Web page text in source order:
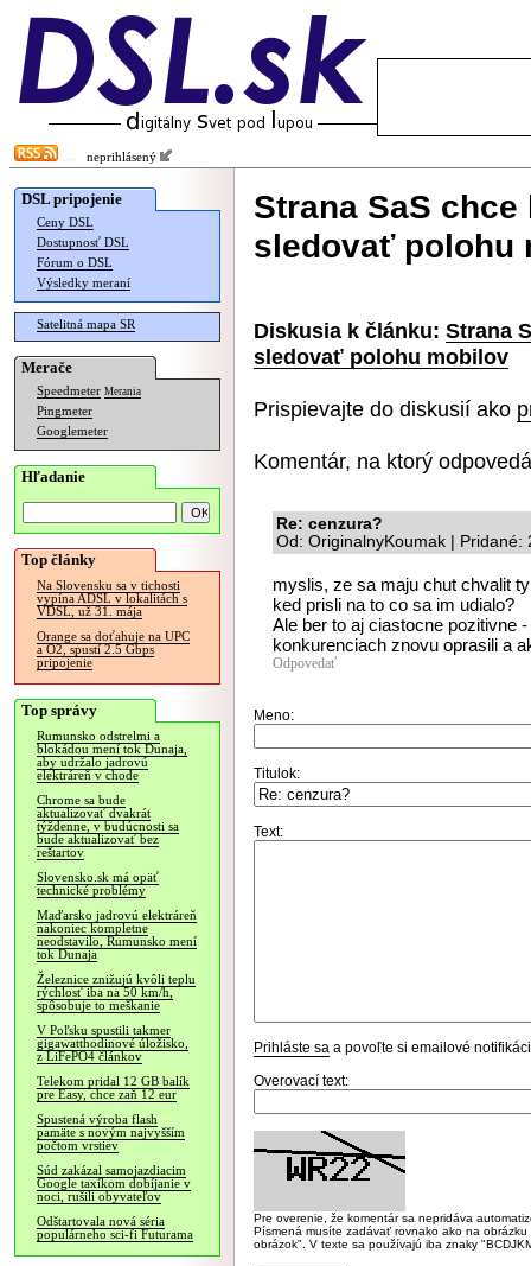
neprihlásený
DSL pripojenie
Ceny DSL
Dostupnosť DSL
Fórum o DSL
Výsledky meraní
Satelitná mapa SR
Merače
Speedmeter Merania
Pingmeter
Googlemeter
Hľadanie
Top články
Na Slovensku sa v tichosti
vypína ADSL v lokalitách s
VDSL, už 31. mája
Orange sa doťahuje na UPC
a O2, spustí 2.5 Gbps
pripojenie
Top správy
Rumunsko odstrelmi a
blokádou mení tok Dunaja,
aby udržalo jadrovú
elektráreň v chode
Chrome sa bude
aktualizovať dvakrát
týždenne, v budúcnosti sa
bude aktualizovať bez
reštartov
Slovensko.sk má opäť
technické problémy
Maďarsko jadrovú elektráreň
nakoniec kompletne
neodstavilo, Rumunsko mení
tok Dunaja
Železnice znižujú kvôli teplu
rýchlosť iba na 50 km/h,
spôsobuje to meškanie
V Poľsku spustili takmer
gigawatthodinové úložisko,
z LiFePO4 článkov
Telekom pridal 12 GB balík
pre Easy, chce zaň 12 eur
Spustená výroba flash
pamäte s novým najvyšším
počtom vrstiev
Súd zakázal samojazdiacim
Google taxíkom dobíjanie v
noci, rušili obyvateľov
Odštartovala nová séria
populárneho sci-fi Futurama
Strana SaS
sledovať polohu
Diskusia k článku: Strana
sledovať polohu mobilov
Prispievajte do diskusií ako
Komentár, na ktorý
Re: cenzura?
Od: OriginalnyKoumak | Pridané:
myslis, ze sa maju chut chvalit
ked prisli na to co sa im udialo?
Ale ber to aj ciastocne pozitivne
konkurenciach znovu oprasili a
Odpovedať
Meno:
Titulok:
Text:
Prihláste sa a povoľte si emailové
Overovací text:
Pre overenie, že komentár sa nepridáva
Písmená musíte zadávať rovnako ako na
obrázok". V texte sa používajú iba znaky